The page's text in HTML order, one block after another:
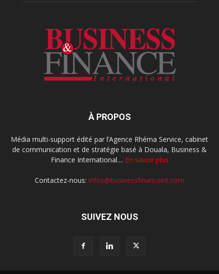
À PROPOS
Média multi-support édité par l’Agence Rhéma Service, cabinet
de communication et de stratégie basé à Douala, Business &
Finance International.... En savoir plus
Contactez-nous: infos@businessfinanceint.com
SUIVEZ NOUS